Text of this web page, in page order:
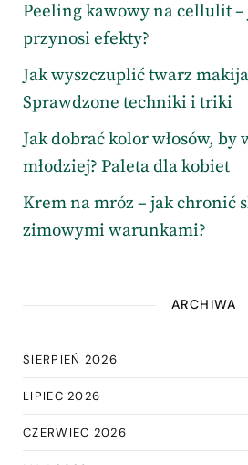
Peeling kawowy na cellulit –
przynosi efekty?
Jak wyszczuplić twarz
Sprawdzone techniki i triki
Jak dobrać kolor włosów, by
młodziej? Paleta dla kobiet
Krem na mróz – jak chronić
zimowymi warunkami?
ARCHIWA
SIERPIEŃ 2026
LIPIEC 2026
CZERWIEC 2026